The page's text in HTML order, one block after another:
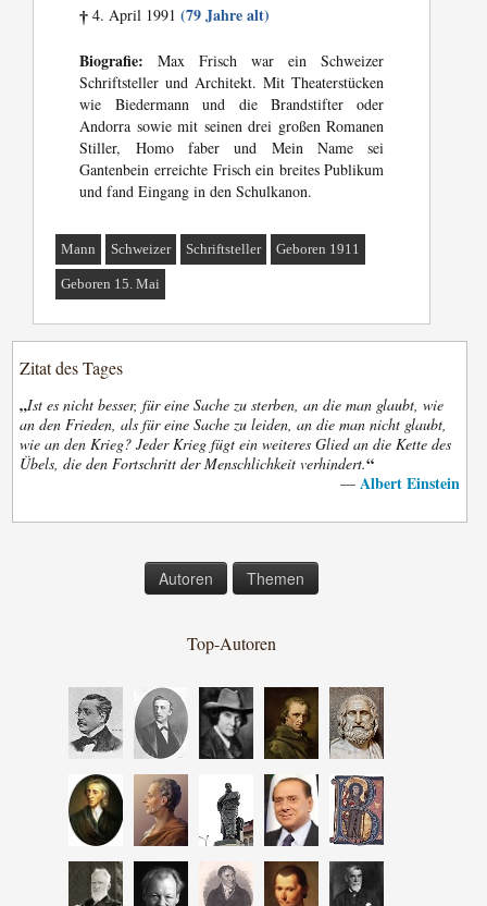
† 4. April 1991(79 Jahre alt)
Biografie: Max Frisch war ein Schweizer
Schriftsteller und Architekt. Mit Theaterstücken
wie Biedermann und die Brandstifter oder
Andorra sowie mit seinen drei großen Romanen
Stiller, Homo faber und Mein Name sei
Gantenbein erreichte Frisch ein breites Publikum
und fand Eingang in den Schulkanon.
Mann Schweizer Schriftsteller Geboren 1911
Geboren 15. Mai
Zitat des Tages
„Ist es nicht besser, für eine Sache zu sterben, an die man glaubt, wie
an den Frieden, als für eine Sache zu leiden, an die man nicht glaubt,
wie an den Krieg? Jeder Krieg fügt ein weiteres Glied an die Kette des
Übels, die den Fortschritt der Menschlichkeit verhindert.“
— Albert Einstein
Autoren Themen
Top-Autoren